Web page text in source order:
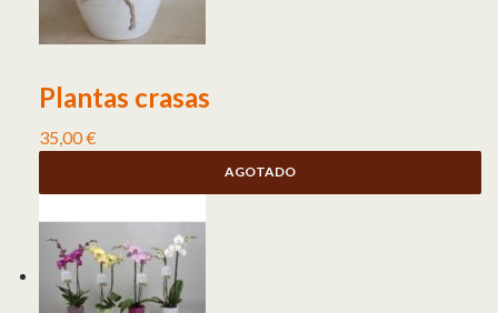
Plantas crasas
35,00€
AGOTADO